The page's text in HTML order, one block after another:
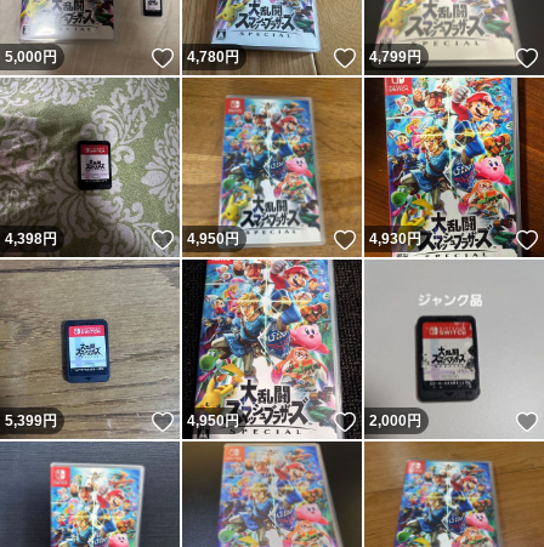
5,000円 いいね！
4,780円 いいね！
4,799円
4,398円 いいね！
4,950円 いいね！
4,930円
5,399円 いいね！
4,950円 いいね！
2,000円